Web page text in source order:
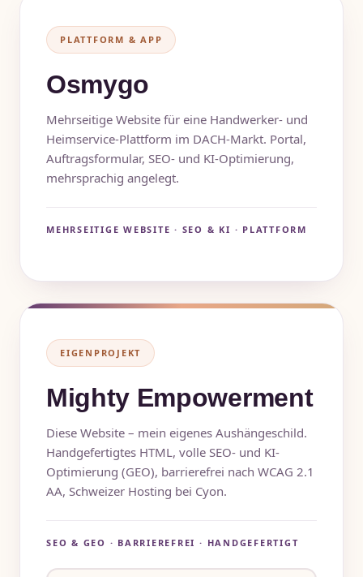
PLATTFORM & APP
Osmygo
Mehrseitige Website für eine Handwerker- und
Heimservice-Plattform im DACH-Markt. Portal,
Auftragsformular, SEO- und KI-Optimierung,
mehrsprachig angelegt.
MEHRSEITIGE WEBSITE · SEO & KI · PLATTFORM
EIGENPROJEKT
Mighty Empowerment
Diese Website – mein eigenes Aushängeschild.
Handgefertigtes HTML, volle SEO- und KI-
Optimierung (GEO), barrierefrei nach WCAG 2.1
AA, Schweizer Hosting bei Cyon.
SEO & GEO · BARRIEREFREI · HANDGEFERTIGT